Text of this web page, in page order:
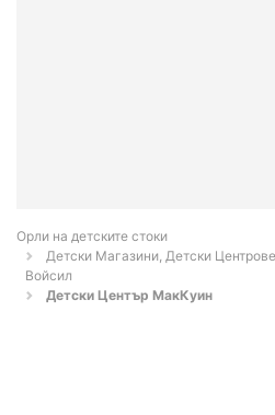
Орли на детските стоки
Детски Магазини, Детски
Войсил
Детски Център МакКуин